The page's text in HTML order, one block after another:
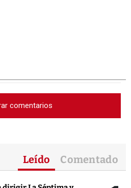
comentarios
Leído Comentado